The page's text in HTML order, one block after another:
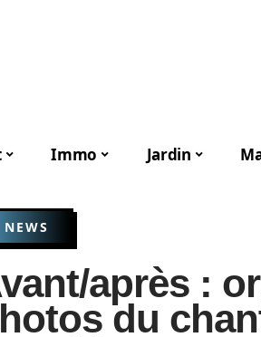
Immo Jardin
NEWS
après :
du